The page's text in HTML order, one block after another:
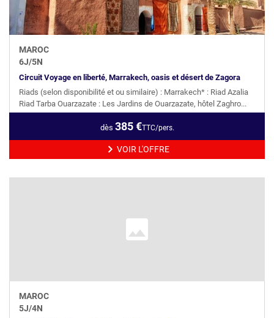
MAROC
6J/5N
Circuit Voyage en liberté, Marrakech, oasis et désert de Zagora
Riads (selon disponibilité et ou similaire) : Marrakech* : Riad Azalia
Riad Tarba Ouarzazate : Les Jardins de Ouarzazate, hôtel Zaghro...
dès 385€TTC/pers.
VOIR L'OFFRE
MAROC
5J/4N